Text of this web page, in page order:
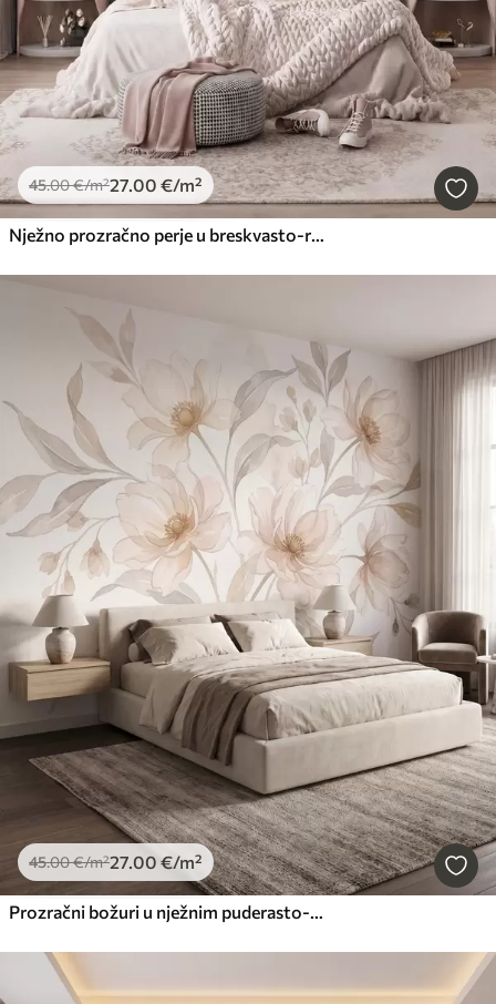
45.00€/m²27.00 €/m²
Nježno prozračno perje u breskvasto-ružičastoj izmaglici sa svjetlucavim efektom
45.00€/m²27.00 €/m²
Prozračni božuri u nježnim puderasto-bež tonovima